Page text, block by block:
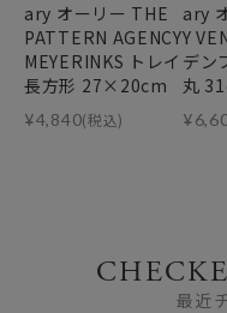
ary オーリー THE
PATTERN AGENCY
MEYERINKS トレイ
長方形 27×20cm
¥4,840(税込)
ary
Y
デン
丸
¥
最近